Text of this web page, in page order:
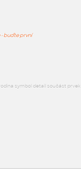
buďte první
symbol detail součást